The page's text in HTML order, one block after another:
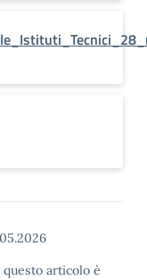
articolo è